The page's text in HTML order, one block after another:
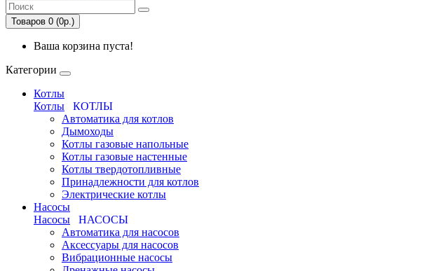
Товаров 0 (0р.)
Ваша корзина пуста!
Категории
Котлы
Котлы
КОТЛЫ
Автоматика для котлов
Дымоходы
Котлы газовые напольные
Котлы газовые настенные
Котлы твердотопливные
Принадлежности для котлов
Электрические котлы
Насосы
Насосы
НАСОСЫ
Автоматика для насосов
Аксессуары для насосов
Вибрационные насосы